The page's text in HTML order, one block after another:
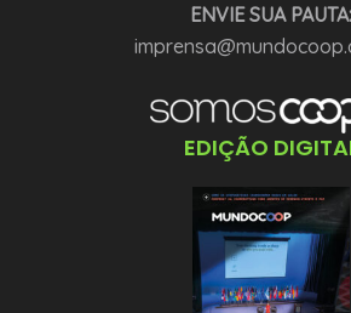
ENVIE SUA PAUTA:
EDIÇÃO